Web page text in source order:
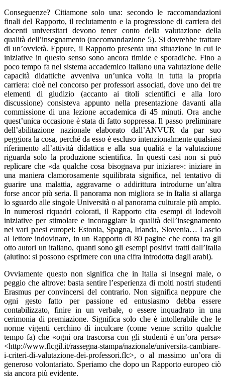
Conseguenze? Citiamone solo una: secondo le raccomandazioni
finali del Rapporto, il reclutamento e la progressione di carriera dei
docenti universitari devono tener conto della valutazione della
qualità dell’insegnamento (raccomandazione 5). Si dovrebbe trattare
di un’ovvietà. Eppure, il Rapporto presenta una situazione in cui le
iniziative in questo senso sono ancora timide e sporadiche. Fino a
poco tempo fa nel sistema accademico italiano una valutazione delle
capacità didattiche avveniva un’unica volta in tutta la propria
carriera: cioè nel concorso per professori associati, dove uno dei tre
elementi di giudizio (accanto ai titoli scientifici e alla loro
discussione) consisteva appunto nella presentazione davanti alla
commissione di una lezione accademica di 45 minuti. Ora anche
quest’unica occasione è stata di fatto soppressa. Il passo preliminare
dell’abilitazione nazionale elaborato dall’ANVUR da par suo
peggiora la cosa, perché da esso è escluso intenzionalmente qualsiasi
riferimento all’attività didattica e alla sua qualità e la valutazione
riguarda solo la produzione scientifica. In questi casi non si può
replicare che «da qualche cosa bisognava pur iniziare»: iniziare in
una maniera clamorosamente squilibrata significa, nel tentativo di
guarire una malattia, aggravarne o addirittura introdurne un’altra
forse ancor più seria. Il panorama non migliora se in Italia si allarga
lo sguardo alle singole Università o al panorama culturale più ampio.
In numerosi riquadri colorati, il Rapporto cita esempi di lodevoli
iniziative per stimolare e incoraggiare la qualità dell’insegnamento
nei vari paesi europei: Estonia, Spagna, Irlanda, Slovenia… Lascio
al lettore indovinare, in un Rapporto di 80 pagine che conta tra gli
otto autori un italiano, quanti sono gli esempi positivi tratti dall’Italia
(aiutino: si possono esprimere con una cifra introdotta dagli arabi).
Ovviamente questo non significa che in Italia si insegni male, o
peggio che altrove: basta sentire l’esperienza di molti nostri studenti
Erasmus per convincersi del contrario. Non significa neppure che
ogni gesto fatto per passione ed entusiasmo debba essere
contabilizzato, finire in un verbale, o essere inquadrato in una
cerimonia di premiazione. Significa solo che è intollerabile che le
norme vigenti cerchino di inculcare (come venne scritto qualche
tempo fa) che «ogni ora trascorsa con gli studenti è un’ora persa»
<http://www.flcgil.it/rassegna-stampa/nazionale/universita-cambiare-
i-criteri-di-valutazione-dei-professori.flc>, o al massimo un’ora di
generoso volontariato. Speriamo che dopo un Rapporto europeo ciò
sia ancora più evidente.